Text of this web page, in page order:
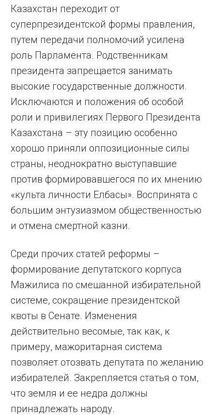
Казахстан переходит от
суперпрезидентской формы правления,
путем передачи полномочий усилена
роль Парламента. Родственникам
президента запрещается занимать
высокие государственные должности.
Исключаются и положения об особой
роли и привилегиях Первого Президента
Казахстана – эту позицию особенно
хорошо приняли оппозиционные силы
страны, неоднократно выступавшие
против формировавшегося по их мнению
«культа личности Елбасы». Воспринята с
большим энтузиазмом общественностью
и отмена смертной казни.
Среди прочих статей реформы –
формирование депутатского корпуса
Мажилиса по смешанной избирательной
системе, сокращение президентской
квоты в Сенате. Изменения
действительно весомые, так как, к
примеру, мажоритарная система
позволяет отозвать депутата по желанию
избирателей. Закрепляется статья о том,
что земля и ее недра должны
принадлежать народу.